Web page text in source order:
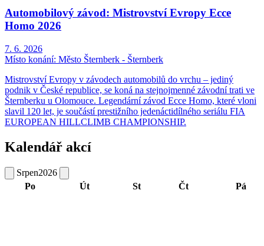
Automobilový závod: Mistrovství Evropy Ecce
Homo 2026
7. 6. 2026
Místo konání: Město Šternberk - Šternberk
Mistrovství Evropy v závodech automobilů do vrchu – jediný
podnik v České republice, se koná na stejnojmenné závodní trati ve
Šternberku u Olomouce. Legendární závod Ecce Homo, které vloni
slavil 120 let, je součástí prestižního jedenáctidílného seriálu FIA
EUROPEAN HILLCLIMB CHAMPIONSHIP.
Kalendář akcí
Srpen2026
Po
Út St Čt Pá